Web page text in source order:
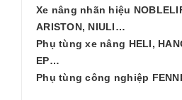
Xe nâng nhãn hiệu
ARISTON, NIULI…
Phụ tùng xe nâng HELI,
EP…
Phụ tùng công nghiệp